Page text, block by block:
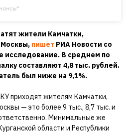
жители Камчатки,
Москвы, пишет РИА Новости со
исследование. В среднем по
составляют 4,8 тыс. рублей.
был ниже на 9,1%.
приходят жителям Камчатки,
— это более 9 тыс., 8,7 тыс. и
Минимальные же
области и Республики